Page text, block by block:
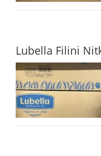
Lubella Filini